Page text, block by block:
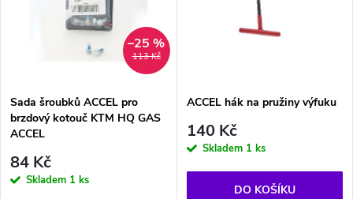
ů
113 Kč
–25 %
Sada šroubků ACCEL pro
brzdový kotouč KTM HQ GAS
ACCEL
84 Kč
Skladem 1 ks
ACCEL hák na pružiny výfuku
140 Kč
Skladem 1 ks
DO KOŠÍKU